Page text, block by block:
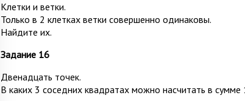
Клетки и ветки.
Только в 2 клетках ветки совершенно одинаковы.
Найдите их.
Задание 16
Двенадцать точек.
В каких 3 соседних квадратах можно насчитать в сумме